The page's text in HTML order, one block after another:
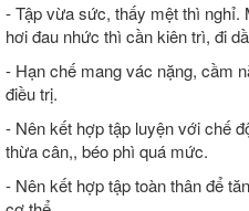
- Tập vừa sức, thấy mệt thì
hơi đau nhức thì cần kiên trì, đi
- Hạn chế mang vác nặng, cầm
điều trị.
- Nên kết hợp tập luyện với chế
thừa cân,, béo phì quá mức.
- Nên kết hợp tập toàn thân để